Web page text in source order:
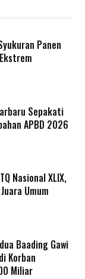
Panen
Sepakati
APBD 2026
Nasional XLIX,
Umum
Baading Gawi
Korban
Miliar